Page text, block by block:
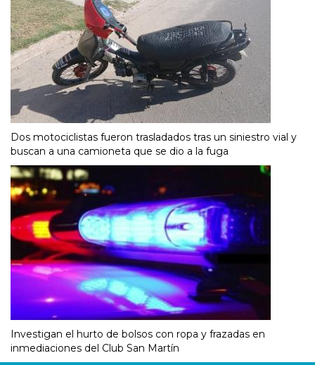
Dos motociclistas fueron trasladados tras un siniestro vial y
buscan a una camioneta que se dio a la fuga
Investigan el hurto de bolsos con ropa y frazadas en
inmediaciones del Club San Martín